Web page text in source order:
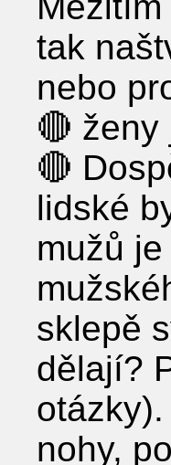
tak
nebo
🔴
🔴
lidské
mužů
sklepě
dělají?
nohy,